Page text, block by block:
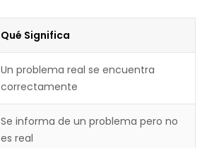
Qué Significa
Un problema real se encuentra
correctamente
Se informa de un problema pero no
es real